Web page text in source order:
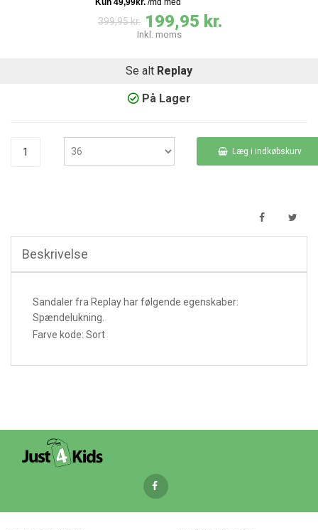
399,95 kr. 199,95 kr.
Inkl. moms
Se alt Replay
På Lager
Læg i indkøbskurv
Beskrivelse
Sandaler fra Replay har følgende egenskaber:
Spændelukning.
Farve kode: Sort